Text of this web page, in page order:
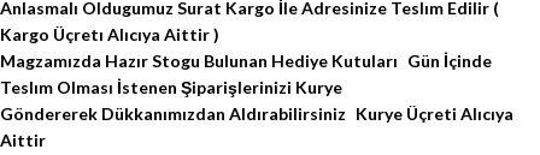
Anlasmalı Oldugumuz Surat Kargo İle Adresinize Teslım Edilir (
Kargo Üçretı Alıcıya Aittir )
Magzamızda Hazır Stogu Bulunan Hediye Kutuları Gün İçinde
Teslım Olması İstenen Şiparişlerinizi Kurye
Göndererek Dükkanımızdan Aldırabilirsiniz Kurye Üçreti Alıcıya
Aittir